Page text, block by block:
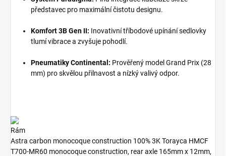
představec pro maximální čistotu designu.
Komfort 3B Gen II: Inovativní tříbodové upínání sedlovky
tlumí vibrace a zvyšuje pohodlí.
Pneumatiky Continental: Prověřený model Grand Prix (28
mm) pro skvělou přilnavost a nízký valivý odpor.
Rám
Astra carbon monocoque construction 100% 3K Torayca HMCF
T700-MR60 monocoque construction, rear axle 165mm x 12mm,